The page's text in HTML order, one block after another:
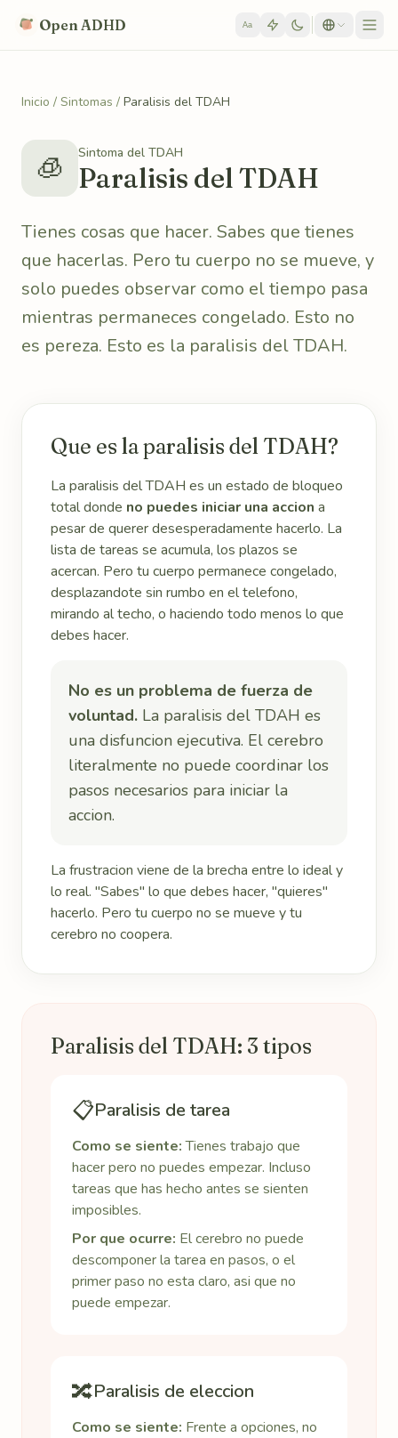
Open ADHD Aa
Inicio / Sintomas / Paralisis del TDAH
🧊 Sintoma del TDAH
Paralisis del TDAH
Tienes cosas que hacer. Sabes que tienes
que hacerlas. Pero tu cuerpo no se mueve, y
solo puedes observar como el tiempo pasa
mientras permaneces congelado. Esto no
es pereza. Esto es la paralisis del TDAH.
Que es la paralisis del TDAH?
La paralisis del TDAH es un estado de bloqueo
total donde no puedes iniciar una accion a
pesar de querer desesperadamente hacerlo. La
lista de tareas se acumula, los plazos se
acercan. Pero tu cuerpo permanece congelado,
desplazandote sin rumbo en el telefono,
mirando al techo, o haciendo todo menos lo que
debes hacer.
No es un problema de fuerza de
voluntad. La paralisis del TDAH es
una disfuncion ejecutiva. El cerebro
literalmente no puede coordinar los
pasos necesarios para iniciar la
accion.
La frustracion viene de la brecha entre lo ideal y
lo real. "Sabes" lo que debes hacer, "quieres"
hacerlo. Pero tu cuerpo no se mueve y tu
cerebro no coopera.
Paralisis del TDAH: 3 tipos
📋Paralisis de tarea
Como se siente:Tienes trabajo que
hacer pero no puedes empezar. Incluso
tareas que has hecho antes se sienten
imposibles.
Por que ocurre: El cerebro no puede
descomponer la tarea en pasos, o el
primer paso no esta claro, asi que no
puede empezar.
🔀Paralisis de eleccion
Como se siente: Frente a opciones, no